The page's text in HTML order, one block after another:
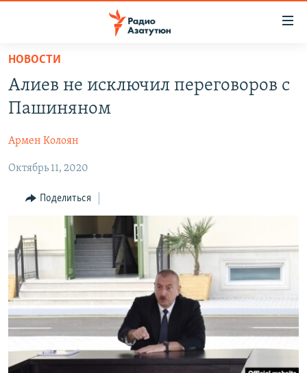
Перейти
основному
содержанию
навигации
Перейти
ОБЩЕСТВО
ЭКОНОМИКА
РЕГИОН
НАГОРНЫЙ КАРАБАХ
КУЛЬТУРА
СПОРТ
АРХИВ
Հայերեն
English
НОВОСТИ
Алиев не исключил переговоров с
Пашиняном
Армен Колоян
Октябрь 11, 2020
Поделиться